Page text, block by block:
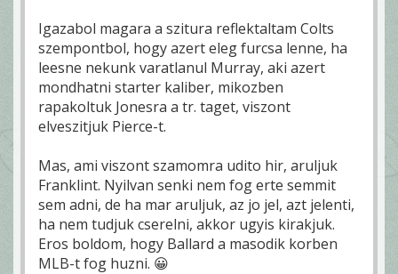
Igazabol magara a szitura reflektaltam Colts
szempontbol, hogy azert eleg furcsa lenne, ha
leesne nekunk varatlanul Murray, aki azert
mondhatni starter kaliber, mikozben
rapakoltuk Jonesra a tr. taget, viszont
elveszitjuk Pierce-t.
Mas, ami viszont szamomra udito hir, aruljuk
Franklint. Nyilvan senki nem fog erte semmit
sem adni, de ha mar aruljuk, az jo jel, azt jelenti,
ha nem tudjuk cserelni, akkor ugyis kirakjuk.
Eros boldom, hogy Ballard a masodik korben
MLB-t fog huzni. 😀